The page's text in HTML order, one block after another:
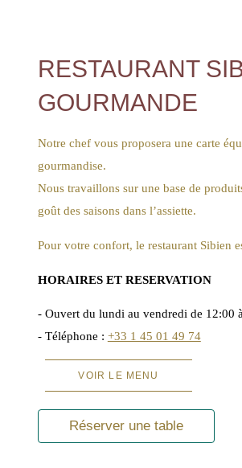
RESTAURANT
GOURMANDE
Notre chef vous proposera une carte
gourmandise.
Nous travaillons sur une base de
goût des saisons dans l’assiette.
Pour votre confort, le restaurant Sibien
HORAIRES ET RESERVATION
- Ouvert du lundi au vendredi de 12:00
- Téléphone : +33 1 45 01 49 74
VOIR LE MENU
Réserver une table